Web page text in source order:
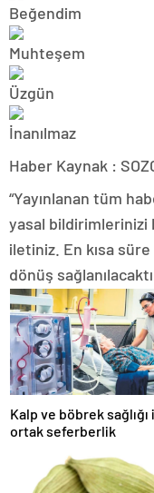
Haber Kaynak :
“Yayınlanan tüm
yasal bildirimlerinizi
iletiniz. En kısa
dönüş
Kalp ve böbrek sağlığı
ortak seferberlik